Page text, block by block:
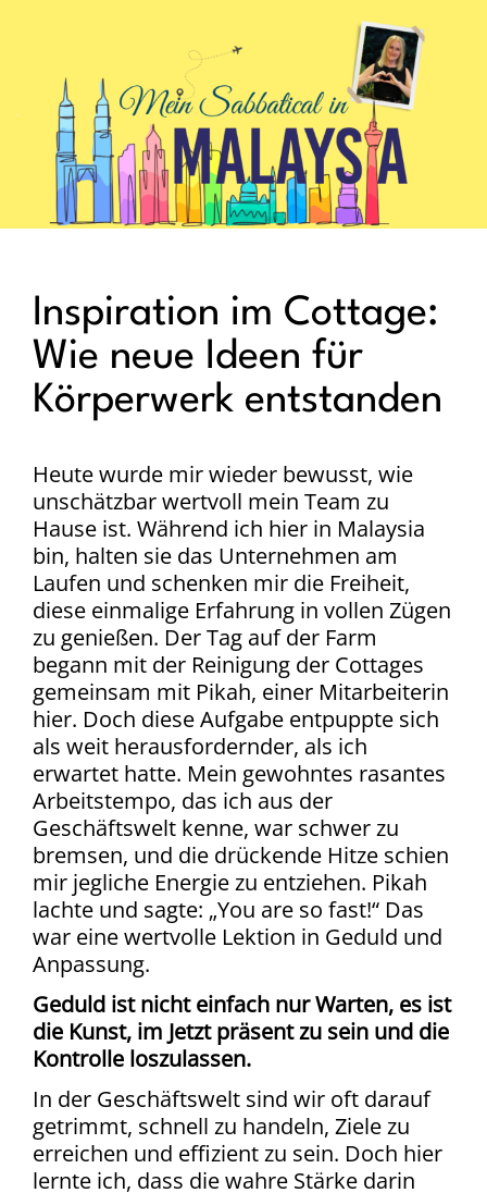
.
Inspiration im Cottage:
Wie neue Ideen für
Körperwerk entstanden
Heute wurde mir wieder bewusst, wie
unschätzbar wertvoll mein Team zu
Hause ist. Während ich hier in Malaysia
bin, halten sie das Unternehmen am
Laufen und schenken mir die Freiheit,
diese einmalige Erfahrung in vollen Zügen
zu genießen. Der Tag auf der Farm
begann mit der Reinigung der Cottages
gemeinsam mit Pikah, einer Mitarbeiterin
hier. Doch diese Aufgabe entpuppte sich
als weit herausfordernder, als ich
erwartet hatte. Mein gewohntes rasantes
Arbeitstempo, das ich aus der
Geschäftswelt kenne, war schwer zu
bremsen, und die drückende Hitze schien
mir jegliche Energie zu entziehen. Pikah
lachte und sagte: „You are so fast!“ Das
war eine wertvolle Lektion in Geduld und
Anpassung.
Geduld ist nicht einfach nur Warten, es ist
die Kunst, im Jetzt präsent zu sein und die
Kontrolle loszulassen.
In der Geschäftswelt sind wir oft darauf
getrimmt, schnell zu handeln, Ziele zu
erreichen und effizient zu sein. Doch hier
lernte ich, dass die wahre Stärke darin